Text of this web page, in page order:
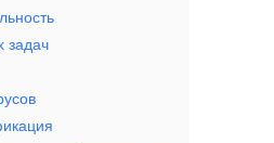
задач